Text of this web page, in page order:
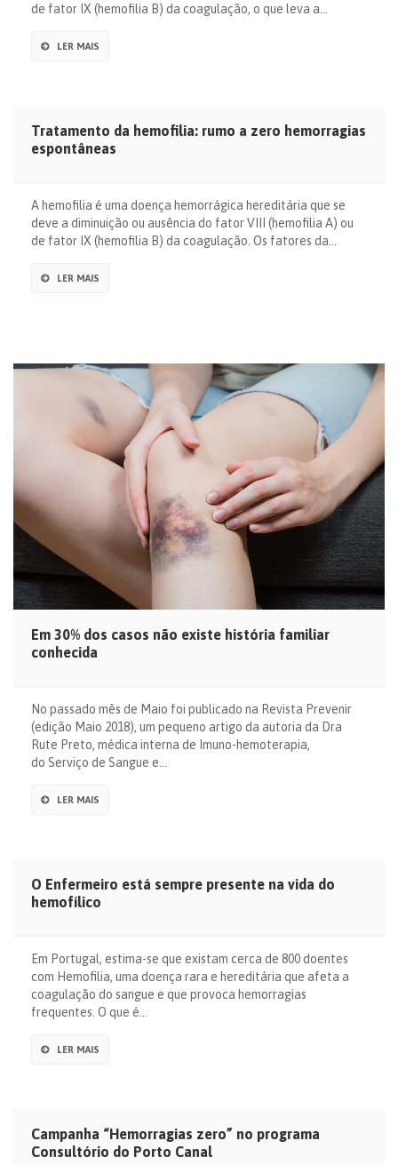
de fator IX (hemofilia B) da coagulação, o que leva a…
LER MAIS
Tratamento da hemofilia: rumo a zero hemorragias
espontâneas
A hemofilia é uma doença hemorrágica hereditária que se
deve a diminuição ou ausência do fator VIII (hemofilia A) ou
de fator IX (hemofilia B) da coagulação. Os fatores da…
LER MAIS
Em 30% dos casos não existe história familiar
conhecida
No passado mês de Maio foi publicado na Revista Prevenir
(edição Maio 2018), um pequeno artigo da autoria da Dra
Rute Preto, médica interna de Imuno-hemoterapia,
do Serviço de Sangue e…
LER MAIS
O Enfermeiro está sempre presente na vida do
hemofílico
Em Portugal, estima-se que existam cerca de 800 doentes
com Hemofilia, uma doença rara e hereditária que afeta a
coagulação do sangue e que provoca hemorragias
frequentes. O que é…
LER MAIS
Campanha “Hemorragias zero” no programa
Consultório do Porto Canal